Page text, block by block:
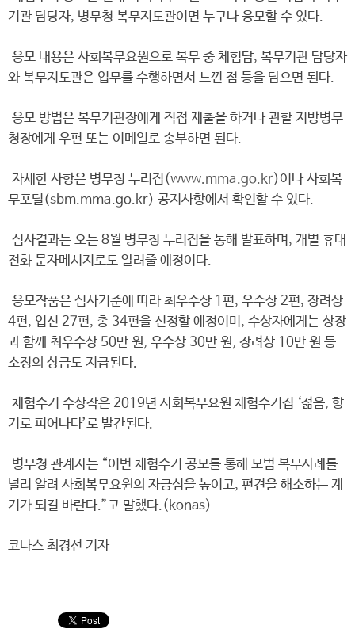
기관 담당자, 병무청 복무지도관이면 누구나 응모할 수 있다.
응모 내용은 사회복무요원으로 복무 중 체험담, 복무기관 담당자
와 복무지도관은 업무를 수행하면서 느낀 점 등을 담으면 된다.
응모 방법은 복무기관장에게 직접 제출을 하거나 관할 지방병무
청장에게 우편 또는 이메일로 송부하면 된다.
자세한 사항은 병무청 누리집(www.mma.go.kr)이나 사회복
무포털(sbm.mma.go.kr) 공지사항에서 확인할 수 있다.
심사결과는 오는 8월 병무청 누리집을 통해 발표하며, 개별 휴대
전화 문자메시지로도 알려줄 예정이다.
응모작품은 심사기준에 따라 최우수상 1편, 우수상 2편, 장려상
4편, 입선 27편, 총 34편을 선정할 예정이며, 수상자에게는 상장
과 함께 최우수상 50만 원, 우수상 30만 원, 장려상 10만 원 등
소정의 상금도 지급된다.
체험수기 수상작은 2019년 사회복무요원 체험수기집 ‘젊음, 향
기로 피어나다’로 발간된다.
병무청 관계자는 “이번 체험수기 공모를 통해 모범 복무사례를
널리 알려 사회복무요원의 자긍심을 높이고, 편견을 해소하는 계
기가 되길 바란다.”고 말했다.(konas)
코나스 최경선 기자